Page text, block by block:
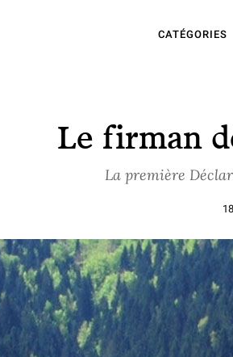
CATÉGORIES
Le firman
La première